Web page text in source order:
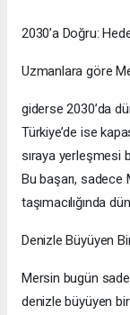
2030’a Doğru:
Uzmanlara göre
giderse 2030’da
Türkiye’de ise
sıraya yerleşmesi
Bu başarı, sadece
taşımacılığında
Denizle Büyüyen
Mersin bugün
denizle büyüyen